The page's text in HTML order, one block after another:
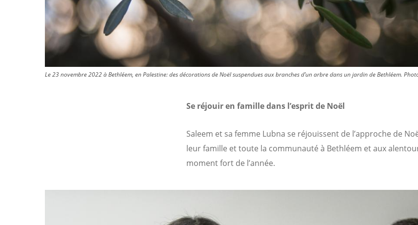
Le 23 novembre 2022 à Bethléem, en Palestine: des décorations de Noël suspendues aux branches d’un arbre dans un jardin de Bethléem.
Se réjouir en famille dans l’esprit de Noël
Saleem et sa femme Lubna se réjouissent de l’approche de
leur famille et toute la communauté à Bethléem et aux
moment fort de l’année.